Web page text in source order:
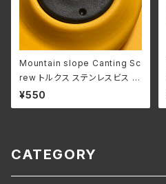
Mountain slope Canting Sc
rew トルクス ステンレスビス 1
足分(4本セット)
¥550
CATEGORY